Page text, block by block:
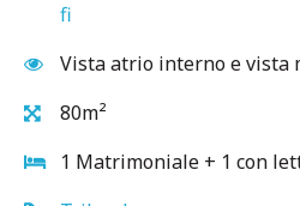
fi
Vista atrio interno e vista
80m²
1 Matrimoniale + 1 con